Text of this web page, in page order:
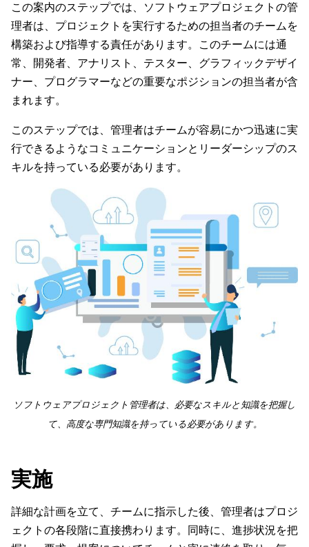
この案内のステップでは、ソフトウェアプロジェクトの管
理者は、プロジェクトを実行するための担当者のチームを
構築および指導する責任があります。このチームには通
常、開発者、アナリスト、テスター、グラフィックデザイ
ナー、プログラマーなどの重要なポジションの担当者が含
まれます。
このステップでは、管理者はチームが容易にかつ迅速に実
行できるようなコミュニケーションとリーダーシップのス
キルを持っている必要があります。
ソフトウェアプロジェクト管理者は、必要なスキルと知識を把握し
て、高度な専門知識を持っている必要があります。
実施
詳細な計画を立て、チームに指示した後、管理者はプロジ
ェクトの各段階に直接携わります。同時に、進捗状況を把